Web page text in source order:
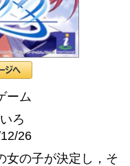
ーム
ろ
26
女の子が決定し，そ